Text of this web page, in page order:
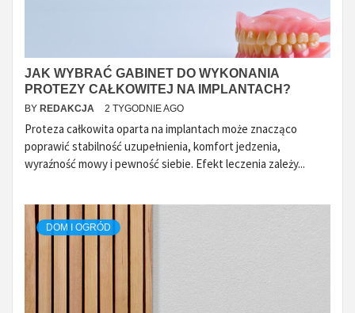
JAK WYBRAĆ GABINET DO WYKONANIA
PROTEZY CAŁKOWITEJ NA IMPLANTACH?
BY REDAKCJA 2 TYGODNIE AGO
Proteza całkowita oparta na implantach może znacząco
poprawić stabilność uzupełnienia, komfort jedzenia,
wyraźność mowy i pewność siebie. Efekt leczenia zależy...
DOM I OGRÓD